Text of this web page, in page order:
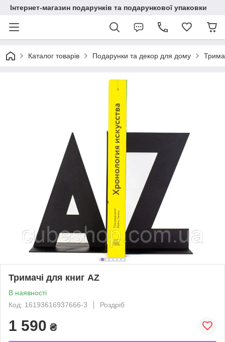
Інтернет-магазин подарунків та подарункової упаковки
Каталог товарів Подарунки та декор для дому
Тримачі для книг AZ
В наявності
Код: 16193616937666-3
Роздріб
1 590 ₴